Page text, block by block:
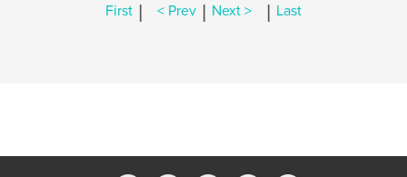
First | < Prev | Next > | Last